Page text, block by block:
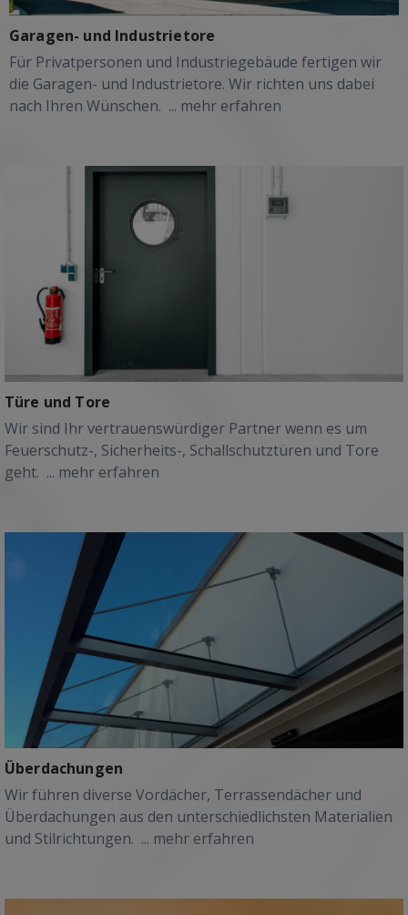
Garagen- und Industrietore
Für Privatpersonen und Industriegebäude fertigen wir
die Garagen- und Industrietore. Wir richten uns dabei
nach Ihren Wünschen. ... mehr erfahren
Türe und Tore
Wir sind Ihr vertrauenswürdiger Partner wenn es um
Feuerschutz-, Sicherheits-, Schallschutztüren und Tore
geht. ... mehr erfahren
Überdachungen
Wir führen diverse Vordächer, Terrassendächer und
Überdachungen aus den unterschiedlichsten Materialien
und Stilrichtungen. ... mehr erfahren